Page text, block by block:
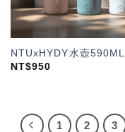
NTUxHYDY水壺590ML
NT$950
1 2 3